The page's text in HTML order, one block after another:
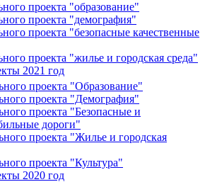
проекта "образование"
проекта "демография"
проекта "безопасные качественные
проекта "жилье и городская среда"
2021 год
проекта "Образование"
проекта "Демография"
проекта "Безопасные и
дороги"
проекта "Жилье и городская
проекта "Культура"
2020 год